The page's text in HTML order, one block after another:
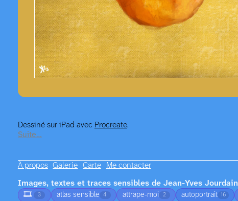
Dessiné sur iPad avec Procreate.
Suite…
À propos Galerie Carte Me contacter
Images, textes et traces sensibles de Jean-Yves Jourdain
🎞️
3 atlas sensible 4 attrape-moi 2 autoportrait 16